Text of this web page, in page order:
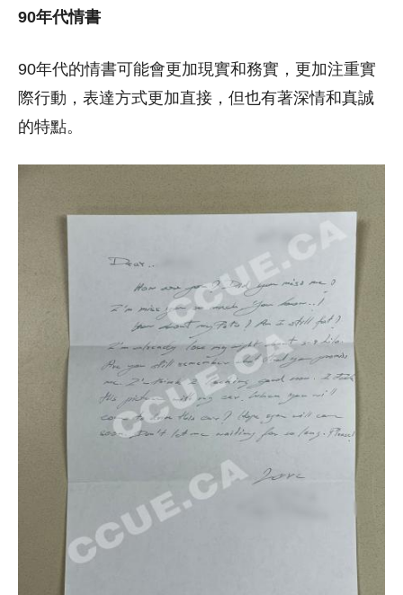
90年代情書
90年代的情書可能會更加現實和務實，更加注重實
際行動，表達方式更加直接，但也有著深情和真誠
的特點。